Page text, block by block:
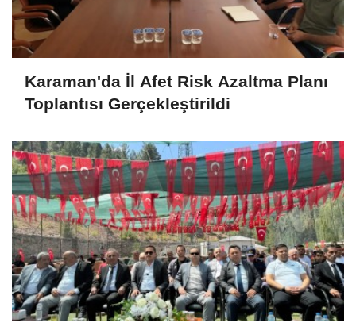
Karaman'da İl Afet Risk Azaltma Planı
Toplantısı Gerçekleştirildi